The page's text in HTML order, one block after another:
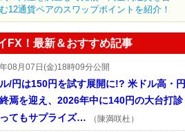
む12通貨ペアのスワップポイントを紹介！
FX！最新＆おすすめ記事
08月07日(金)18時09分公開
/円は150円を試す展開に!? 米ドル高・円
焉を迎え、2026年中に140円の大台打診
てもサプライズ…
（陳満咲杜）